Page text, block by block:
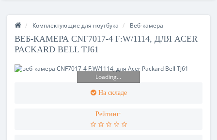
Комплектующие для ноутбука Веб-камера
ВЕБ-КАМЕРА CNF7017-4 F:W/1114, ДЛЯ ACER
PACKARD BELL TJ61
Loading...
На складе
Рейтинг: